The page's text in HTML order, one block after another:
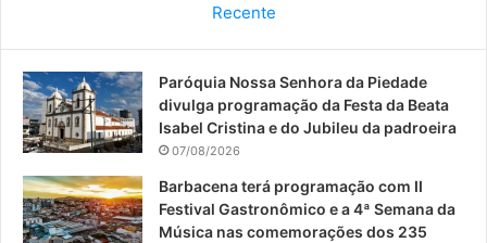
b
o
k
u
b
a
g
a
Recente
Paróquia Nossa Senhora da Piedade
divulga programação da Festa da Beata
Isabel Cristina e do Jubileu da padroeira
07/08/2026
Barbacena terá programação com II
Festival Gastronômico e a 4ª Semana da
Música nas comemorações dos 235